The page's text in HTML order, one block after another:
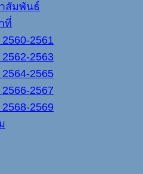
สัมพันธ์
ที่
2561
2563
2565
2567
2569